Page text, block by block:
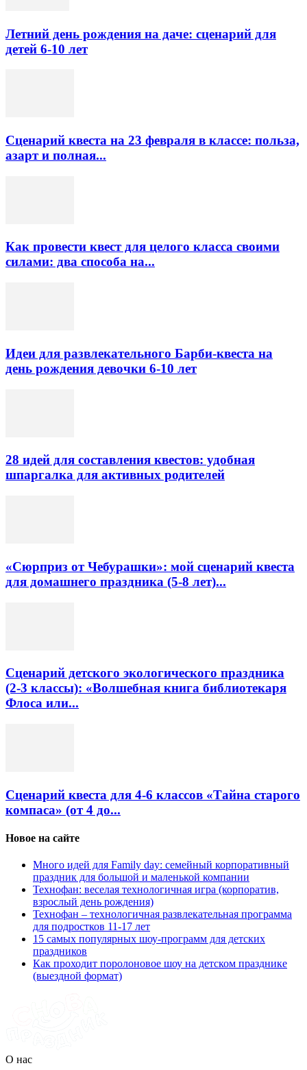
Летний день рождения на даче: сценарий для
детей 6-10 лет
Сценарий квеста на 23 февраля в классе: польза,
азарт и полная...
Как провести квест для целого класса своими
силами: два способа на...
Идеи для развлекательного Барби-квеста на
день рождения девочки 6-10 лет
28 идей для составления квестов: удобная
шпаргалка для активных родителей
«Сюрприз от Чебурашки»: мой сценарий квеста
для домашнего праздника (5-8 лет)...
Сценарий детского экологического праздника
(2-3 классы): «Волшебная книга библиотекаря
Флоса или...
Сценарий квеста для 4-6 классов «Тайна старого
компаса» (от 4 до...
Новое на сайте
Много идей для Family day: семейный корпоративный
праздник для большой и маленькой компании
Технофан: веселая технологичная игра (корпоратив,
взрослый день рождения)
Технофан – технологичная развлекательная программа
для подростков 11-17 лет
15 самых популярных шоу-программ для детских
праздников
Как проходит поролоновое шоу на детском празднике
(выездной формат)
О нас